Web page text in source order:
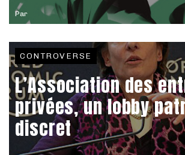
Par
CONTROVERSE
L’Association des
privées, un lobby
discret